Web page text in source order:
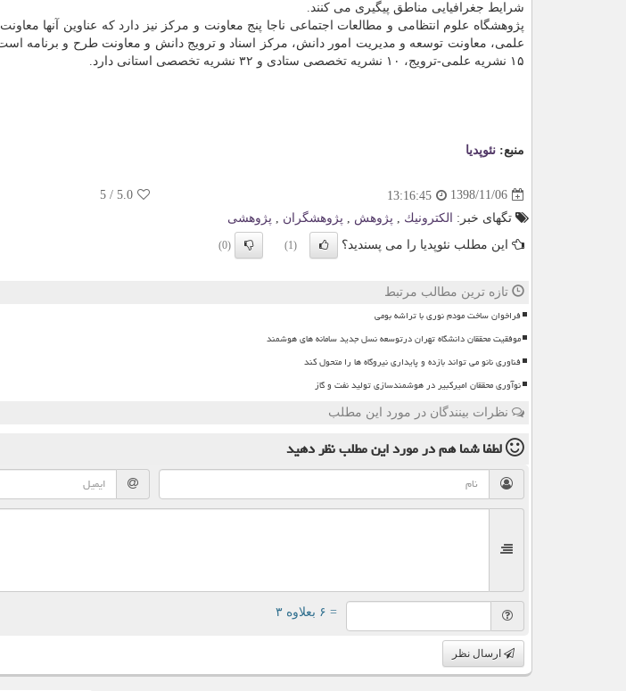
شرایط جغرافیایی مناطق پیگیری می كنند.
پژوهشگاه علوم انتظامی و مطالعات اجتماعی ناجا پنج معاونت و مركز نیز دارد كه عناوین آنها معاونت
۱۵ نشریه علمی-ترویج، ۱۰ نشریه تخصصی ستادی و ۳۲ نشریه تخصصی استانی دارد.
منبع: نئوپدیا
1398/11/06
13:16:45
5.0
/
5
تگهای خبر:
الكترونیك پژوهش پژوهشگران
پژوهشی
این مطلب نئوپدیا را می پسندید؟
(1)
(0)
تازه ترین مطالب مرتبط
فراخوان ساخت مودم نوری با تراشه بومی
موفقیت محققان دانشگاه تهران درتوسعه نسل جدید سامانه های هوشمند
فناوری نانو می تواند بازده و پایداری نیروگاه ها را متحول کند
نوآوری محققان امیرکبیر در هوشمندسازی تولید نفت و گاز
نظرات بینندگان در مورد این مطلب
لطفا شما همدر مورد این مطلبنظر دهید
= ۶ بعلاوه ۳
ارسال نظر